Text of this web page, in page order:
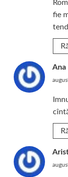
fie
Ana